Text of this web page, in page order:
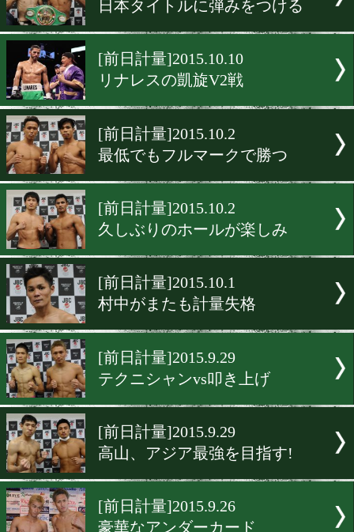
[前日計量]2015.10.16
亀田がチョコバーを河野に
日本タイトルに弾みをつけ
[前日計量]2015.10.10
リナレスの凱旋V2戦
[前日計量]2015.10.2
最低でもフルマークで勝つ
[前日計量]2015.10.2
[前日計量]2015.10.1
村中がまたも計量失格